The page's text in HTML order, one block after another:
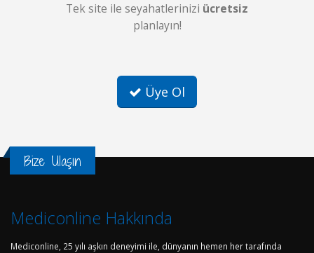
Tek site ile seyahatlerinizi ücretsiz
planlayın!
Üye Ol
Bize Ulaşın
Mediconline Hakkında
Mediconline, 25 yılı aşkın deneyimi ile, dünyanın hemen her tarafında